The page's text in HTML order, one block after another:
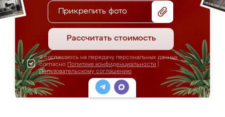
Прикрепить фото
Рассчитать стоимость
Я соглашаюсь на передачу персональных данных
согласно Политике конфиденциальности
Пользовательскому соглашению